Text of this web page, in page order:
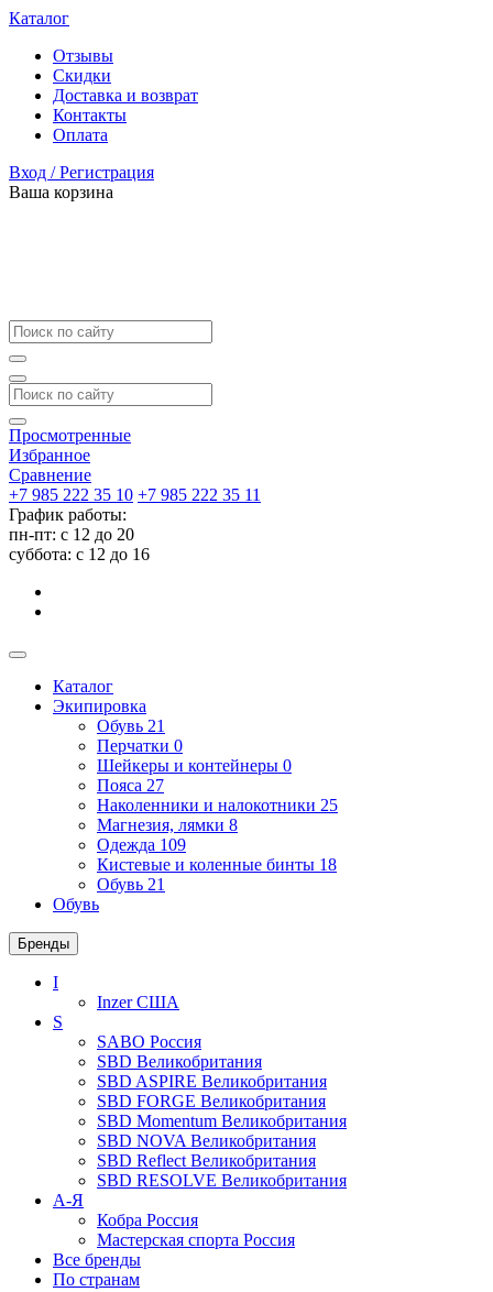
Каталог
Отзывы
Скидки
Доставка и возврат
Контакты
Оплата
Вход / Регистрация
Ваша корзина
Просмотренные
Избранное
Сравнение
+7 985 222 35 10 +7 985 222 35 11
График работы:
пн-пт: с 12 до 20
суббота: c 12 до 16
Каталог
Экипировка
Обувь 21
Перчатки 0
Шейкеры и контейнеры 0
Пояса 27
Наколенники и налокотники 25
Магнезия, лямки 8
Одежда 109
Кистевые и коленные бинты 18
Обувь 21
Обувь
Бренды
I
InzerСША
S
SABO Россия
SBD Великобритания
SBD ASPIRE Великобритания
SBD FORGE Великобритания
SBD Momentum Великобритания
SBD NOVA Великобритания
SBD Reflect Великобритания
SBD RESOLVE Великобритания
А-Я
Кобра Россия
Мастерская спорта Россия
Все бренды
По странам